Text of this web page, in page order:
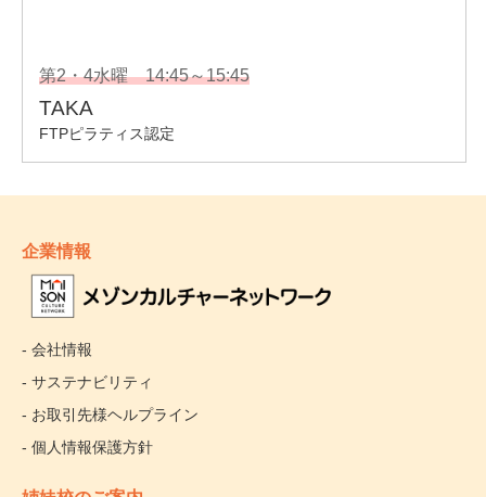
企業情報
- 会社情報
- サステナビリティ
- お取引先様ヘルプライン
- 個人情報保護方針